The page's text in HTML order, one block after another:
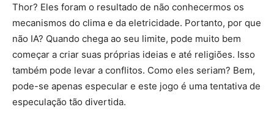
Thor? Eles foram o resultado de não conhecermos os
mecanismos do clima e da eletricidade. Portanto, por que
não IA? Quando chega ao seu limite, pode muito bem
começar a criar suas próprias ideias e até religiões. Isso
também pode levar a conflitos. Como eles seriam? Bem,
pode-se apenas especular e este jogo é uma tentativa de
especulação tão divertida.